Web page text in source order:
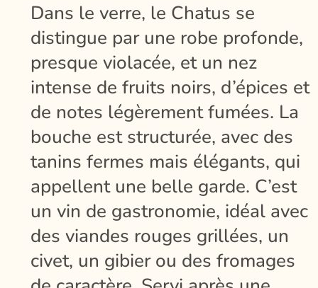
Dans le verre, le Chatus se
distingue par une robe profonde,
presque violacée, et un nez
intense de fruits noirs, d’épices et
de notes légèrement fumées. La
bouche est structurée, avec des
tanins fermes mais élégants, qui
appellent une belle garde. C’est
un vin de gastronomie, idéal avec
des viandes rouges grillées, un
civet, un gibier ou des fromages